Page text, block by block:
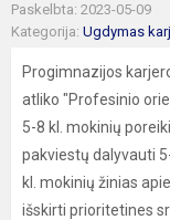
Paskelbta: 2023-05-09
Kategorija: Ugdymas
Progimnazijos
atliko "Profesinio
5-8 kl. mokinių
pakviestų dalyvauti
kl. mokinių žinias
išskirti prioritetines